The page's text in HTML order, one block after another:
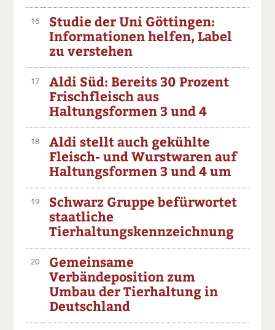
16
Studie der Uni Göttingen:
Informationen helfen, Label
zu verstehen
17
Aldi Süd: Bereits 30 Prozent
Frischfleisch aus
Haltungsformen 3 und 4
18
Aldi stellt auch gekühlte
Fleisch- und Wurstwaren auf
Haltungsformen 3 und 4 um
19
Schwarz Gruppe befürwortet
staatliche
Tierhaltungskennzeichnung
20
Gemeinsame
Verbändeposition zum
Umbau der Tierhaltung in
Deutschland